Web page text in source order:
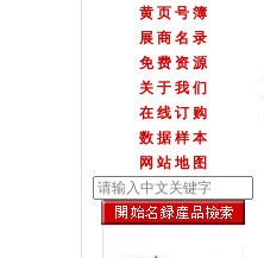
黄 页 号 簿
展 商 名 录
免 费 资 源
关 于 我 们
在 线 订 购
数 据 样 本
网 站 地 图